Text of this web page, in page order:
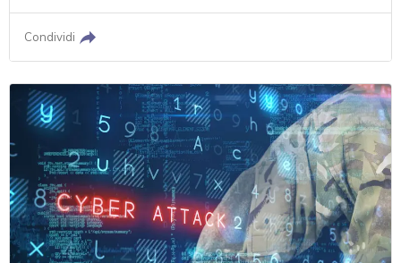
Condividi